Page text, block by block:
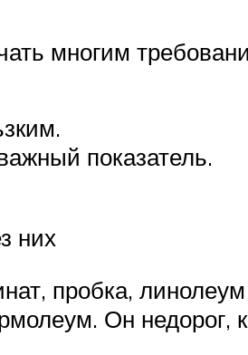
многим
показатель.
них
пробка,
Он недорог,